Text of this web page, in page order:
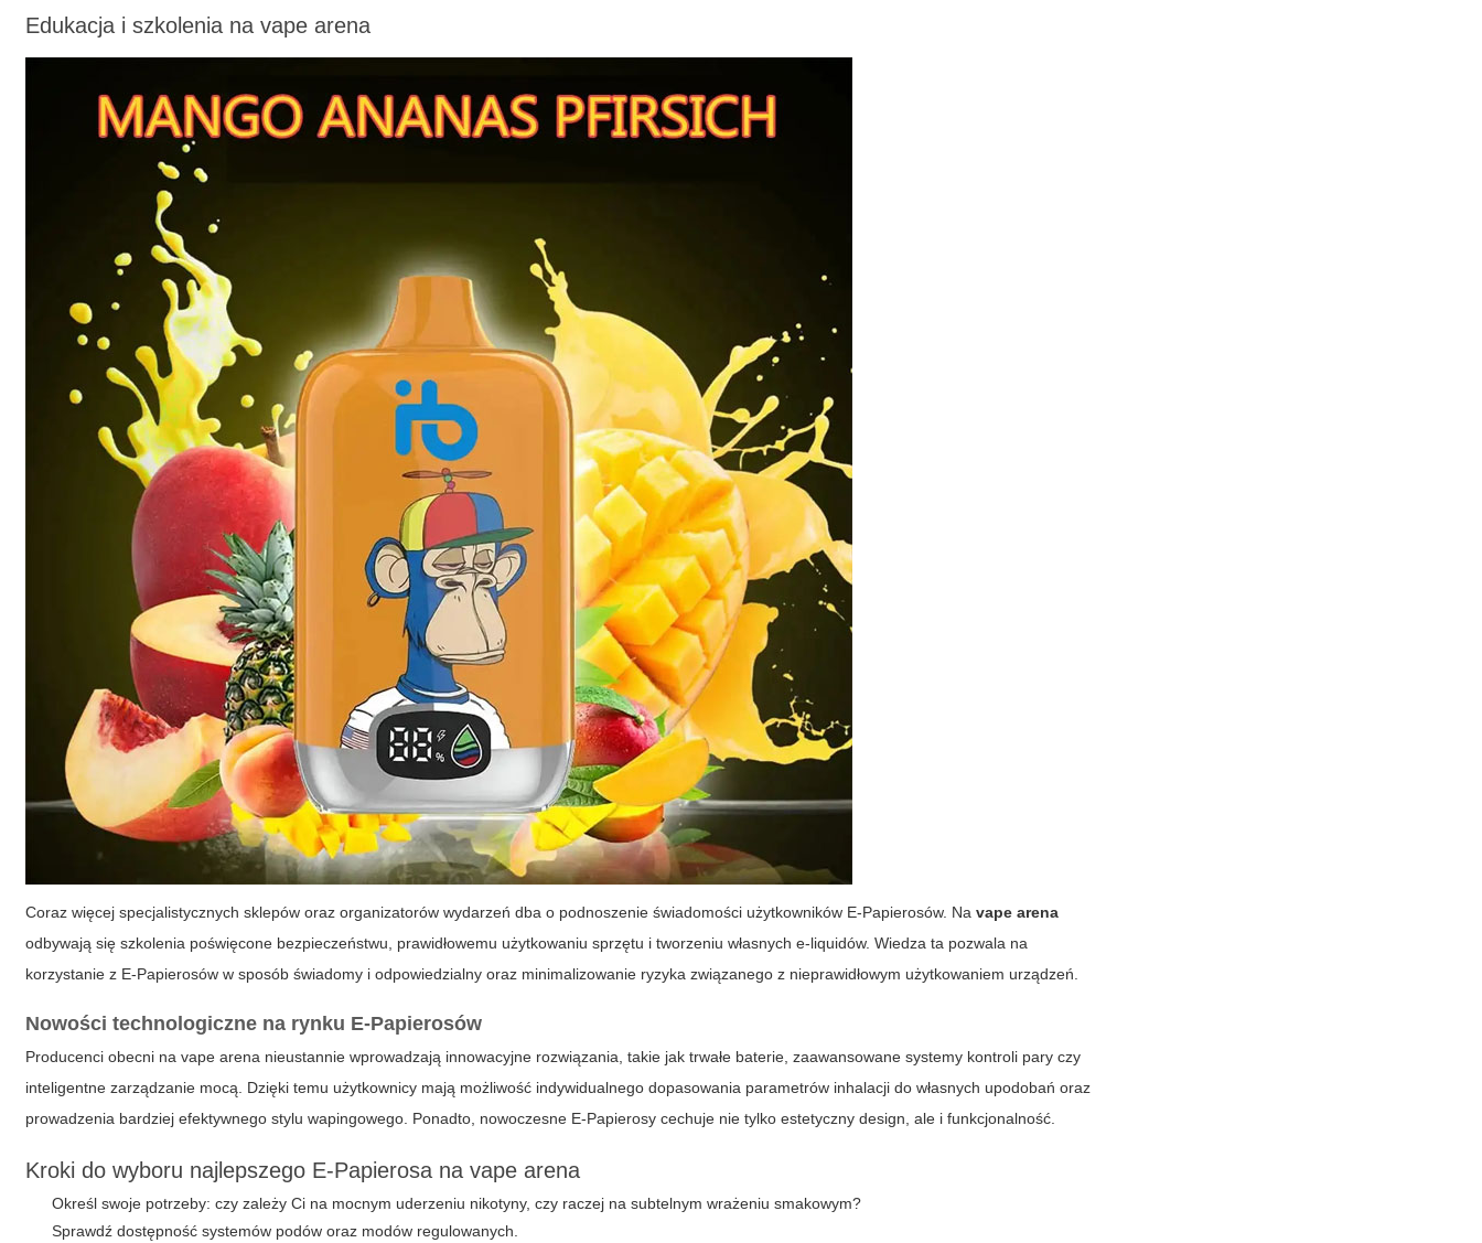
Edukacja i szkolenia navape arena
Coraz więcej specjalistycznych sklepów oraz organizatorów wydarzeń dba o podnoszenie świadomości użytkowników E-Papierosów. Navape arena
odbywają się szkolenia poświęcone bezpieczeństwu, prawidłowemu użytkowaniu sprzętu i tworzeniu własnych e-liquidów. Wiedza ta pozwala na
korzystanie z E-Papierosów w sposób świadomy i odpowiedzialny oraz minimalizowanie ryzyka związanego z nieprawidłowym użytkowaniem urządzeń.
Nowości technologiczne na rynku E-Papierosów
Producenci obecni navape arena nieustannie wprowadzają innowacyjne rozwiązania, takie jak trwałe baterie, zaawansowane systemy kontroli pary czy
inteligentne zarządzanie mocą. Dzięki temu użytkownicy mają możliwość indywidualnego dopasowania parametrów inhalacji do własnych upodobań oraz
prowadzenia bardziej efektywnego stylu wapingowego. Ponadto, nowoczesne E-Papierosy cechuje nie tylko estetyczny design, ale i funkcjonalność.
Kroki do wyboru najlepszego E-Papierosa na vape arena
Określ swoje potrzeby: czy zależy Ci na mocnym uderzeniu nikotyny, czy raczej na subtelnym wrażeniu smakowym?
Sprawdź dostępność systemów podów oraz modów regulowanych.